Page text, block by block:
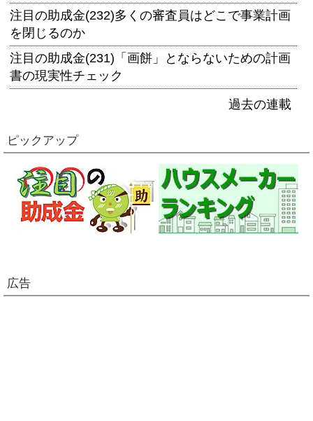
注目の助成金(232)多くの審査員はどこで事業計画
を閉じるのか
注目の助成金(231)「画餅」とならないための計画
書の現実性チェック
過去の連載
ピックアップ
広告